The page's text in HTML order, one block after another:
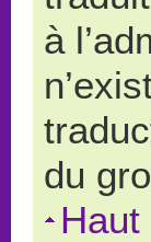
à
du
Haut